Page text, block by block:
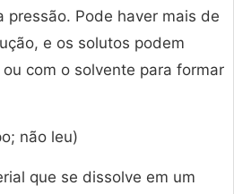
pressão. Pode haver mais de
e os solutos podem
com o solvente para formar
não leu)
que se dissolve em um